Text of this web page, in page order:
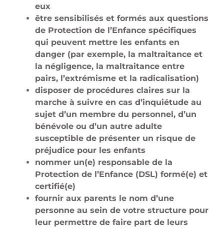
eux
être sensibilisés et formés aux questions
de Protection de l’Enfance spécifiques
qui peuvent mettre les enfants en
danger (par exemple, la maltraitance et
la négligence, la maltraitance entre
pairs, l’extrémisme et la radicalisation)
disposer de procédures claires sur la
marche à suivre en cas d’inquiétude au
sujet d’un membre du personnel, d’un
bénévole ou d’un autre adulte
susceptible de présenter un risque de
préjudice pour les enfants
nommer un(e) responsable de la
Protection de l’Enfance (DSL) formé(e) et
certifié(e)
fournir aux parents le nom d’une
personne au sein de votre structure pour
leur permettre de faire part de leurs